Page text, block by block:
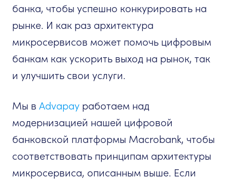
банка, чтобы успешно конкурировать на
рынке. И как раз архитектура
микросервисов может помочь цифровым
банкам как ускорить выход на рынок, так
и улучшить свои услуги.
Мы в Advapay работаем над
модернизацией нашей цифровой
банковской платформы Macrobank, чтобы
соответствовать принципам архитектуры
микросервиса, описанным выше. Если